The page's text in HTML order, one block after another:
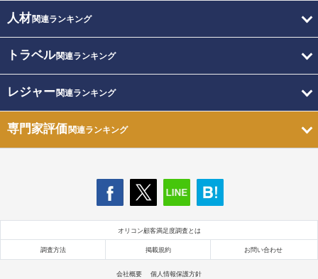
人材関連ランキング
トラベル関連ランキング
レジャー関連ランキング
専門家評価関連ランキング
オリコン顧客満足度調査とは
調査方法 掲載規約 お問い合わせ
会社概要 個人情報保護方針